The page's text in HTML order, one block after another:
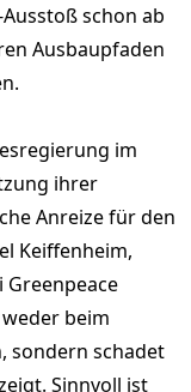
schon ab
Ausbaupfaden
im
ihrer
Anreize für den
Keiffenheim,
beim
sondern schadet
. Sinnvoll ist